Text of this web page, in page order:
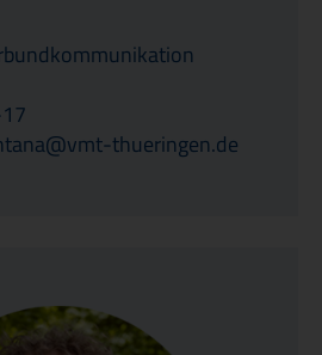
thueringen.de